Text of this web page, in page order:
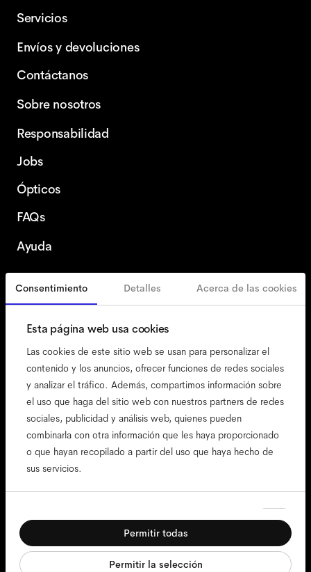
Consentimiento Detalles Acerca de las cookies
Esta página web usa cookies
Las cookies de este sitio web se usan para personalizar el
contenido y los anuncios, ofrecer funciones de redes sociales
y analizar el tráfico. Además, compartimos información sobre
el uso que haga del sitio web con nuestros partners de redes
sociales, publicidad y análisis web, quienes pueden
combinarla con otra información que les haya proporcionado
o que hayan recopilado a partir del uso que haya hecho de
sus servicios.
consentimiento
Necesarias
Preferencias
Permitir todas
Permitir la selección
Servicios
Envíos y devoluciones
Contáctanos
Sobre nosotros
Responsabilidad
Jobs
Ópticos
FAQs
Ayuda
España Spanish
accesibilidad
nuestra política de cookies
menciones legales
privacidad
términos
términos de la web
compliance